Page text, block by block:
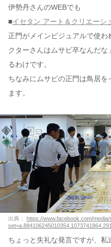
伊勢丹さんのWEBでも
■イセタン アート＆クリエーシ
正門がメインビジュアルで使
クターさんはムサビ卒なんだ
るわけです。
ちなみにムサビの正門は鳥居
ます。
出典：
https://www.facebook.com/media/
ちょっと失礼な発言ですが、